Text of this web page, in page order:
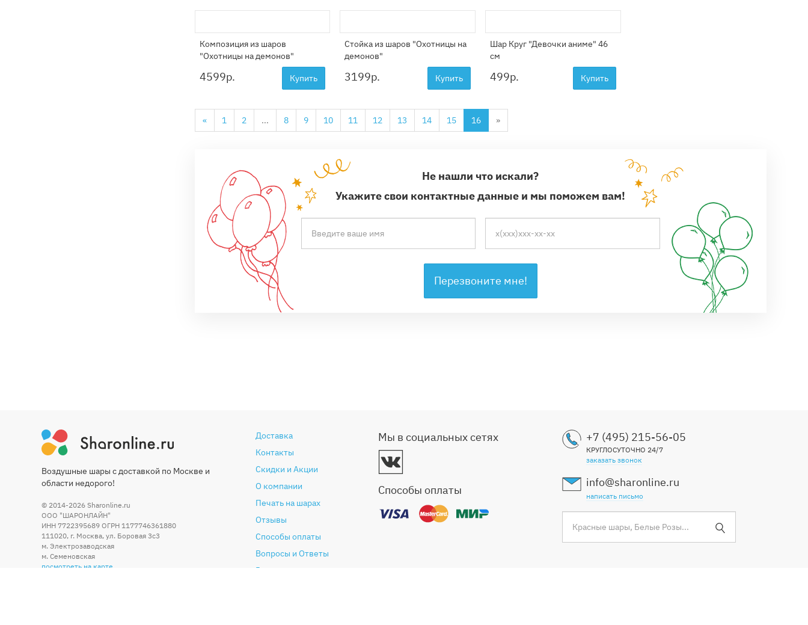
Композиция из шаров
"Охотницы на демонов"
4599р. Купить
Стойка из шаров "Охотницы на
демонов"
3199р. Купить
Шар Круг "Девочки аниме" 46
см
499р. Купить
« 1 2 ... 8 9 10 11 12 13 14 15 16 »
Не нашли что искали?
Укажите свои контактные данные и мы поможем вам!
Перезвоните мне!
Воздушные шары с доставкой по Москве и
области недорого!
© 2014-2026 Sharonline.ru
ООО "ШАРОНЛАЙН"
ИНН 7722395689 ОГРН 1177746361880
111020, г. Москва, ул. Боровая 3c3
м. Электрозаводская
м. Семеновская
посмотреть на карте
Доставка
Контакты
Скидки и Акции
О компании
Печать на шарах
Отзывы
Способы оплаты
Вопросы и Ответы
Гарантия и возврат
Мы в социальных сетях
Способы оплаты
+7 (495) 215-56-05
КРУГЛОСУТОЧНО 24/7
заказать звонок
info@sharonline.ru
написать письмо